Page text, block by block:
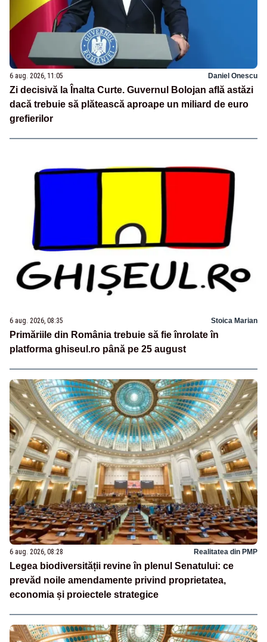
6 aug. 2026, 11:05 Daniel Onescu
Zi decisivă la Înalta Curte. Guvernul Bolojan află astăzi
dacă trebuie să plătească aproape un miliard de euro
grefierilor
6 aug. 2026, 08:35 Stoica Marian
Primăriile din România trebuie să fie înrolate în
platforma ghiseul.ro până pe 25 august
6 aug. 2026, 08:28 Realitatea din PMP
Legea biodiversității revine în plenul Senatului: ce
prevăd noile amendamente privind proprietatea,
economia și proiectele strategice